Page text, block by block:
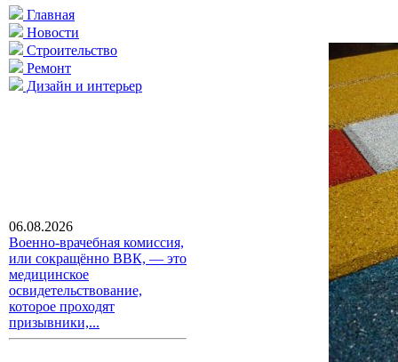
Главная
Новости
Строительство
Ремонт
Дизайн и интерьер
06.08.2026
Военно-врачебная комиссия,
или сокращённо ВВК, — это
медицинское
освидетельствование,
которое проходят
призывники,...